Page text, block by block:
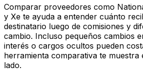
Comparar proveedores como
y Xe te ayuda a entender cuánto
destinatario luego de comisiones y
cambio. Incluso pequeños cambios
interés o cargos ocultos pueden
herramienta comparativa te muestra
lado.